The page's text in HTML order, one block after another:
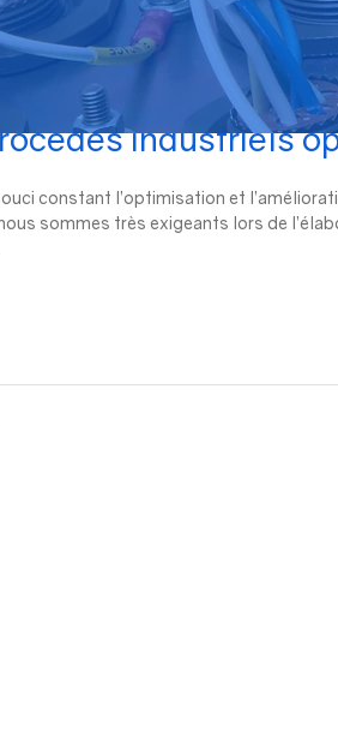
industriels
constant l’optimisation et
sommes très exigeants lors de